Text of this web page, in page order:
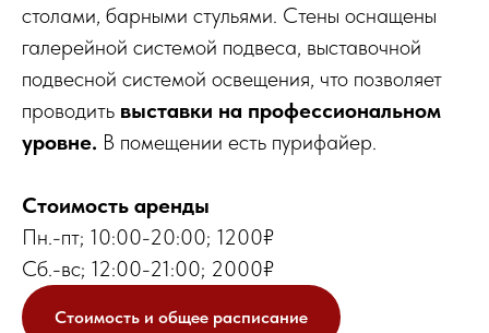
столами, барными стульями. Стены оснащены
галерейной системой подвеса, выставочной
подвесной системой освещения, что позволяет
проводить выставки на профессиональном
уровне. В помещении есть пурифайер.
Стоимость аренды
Пн.-пт; 10:00-20:00; 1200₽
Сб.-вс; 12:00-21:00; 2000₽
Стоимость и общее расписание